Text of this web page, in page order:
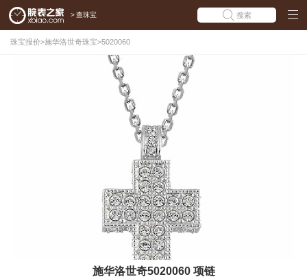
> 查珠宝 搜索
珠宝报价>施华洛世奇珠宝>5020060
施华洛世奇5020060 项链